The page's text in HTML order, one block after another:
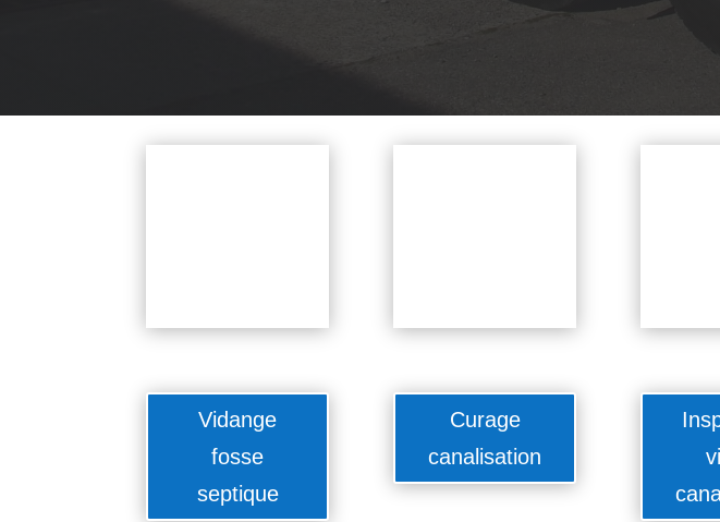
Vidange
fosse
septique
Curage
canalisation